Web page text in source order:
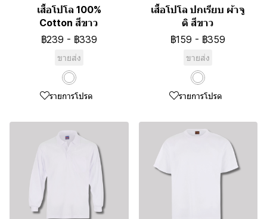
เสื้อโปโล 100%
Cotton สีขาว
฿239 - ฿339
ขายส่ง
รายการโปรด
เสื้อโปโล ปกเรียบ ผ้าจู
ติ สีขาว
฿159 - ฿359
ขายส่ง
รายการโปรด